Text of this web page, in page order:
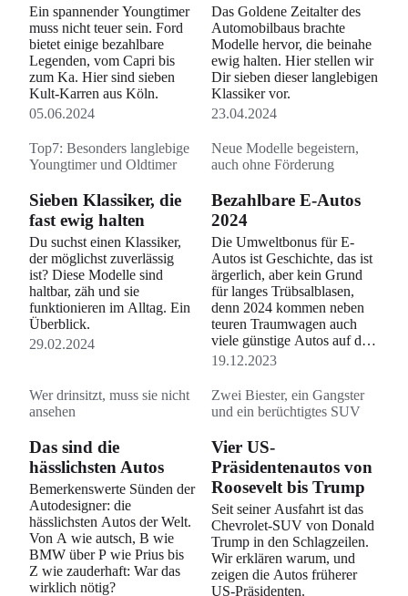
Ein spannender Youngtimer
muss nicht teuer sein. Ford
bietet einige bezahlbare
Legenden, vom Capri bis
zum Ka. Hier sind sieben
Kult-Karren aus Köln.
05.06.2024
Das Goldene Zeitalter des
Automobilbaus brachte
Modelle hervor, die beinahe
ewig halten. Hier stellen wir
Dir sieben dieser langlebigen
Klassiker vor.
23.04.2024
Top7: Besonders langlebige
Youngtimer und Oldtimer
Sieben Klassiker, die
fast ewig halten
Du suchst einen Klassiker,
der möglichst zuverlässig
ist? Diese Modelle sind
haltbar, zäh und sie
funktionieren im Alltag. Ein
Überblick.
29.02.2024
Neue Modelle begeistern,
auch ohne Förderung
Bezahlbare E-Autos
2024
Die Umweltbonus für E-
Autos ist Geschichte, das ist
ärgerlich, aber kein Grund
für langes Trübsalblasen,
denn 2024 kommen neben
teuren Traumwagen auch
viele günstige Autos auf den
Markt.
19.12.2023
Wer drinsitzt, muss sie nicht
ansehen
Das sind die
hässlichsten Autos
Bemerkenswerte Sünden der
Autodesigner: die
hässlichsten Autos der Welt.
Von A wie autsch, B wie
BMW über P wie Prius bis
Z wie zauderhaft: War das
wirklich nötig?
Zwei Biester, ein Gangster
und ein berüchtigtes SUV
Vier US-
Präsidentenautos von
Roosevelt bis Trump
Seit seiner Ausfahrt ist das
Chevrolet-SUV von Donald
Trump in den Schlagzeilen.
Wir erklären warum, und
zeigen die Autos früherer
US-Präsidenten.